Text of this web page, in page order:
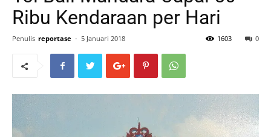
Ribu Kendaraan per Hari
Penulis reportase - 5 Januari 2018 0
1603